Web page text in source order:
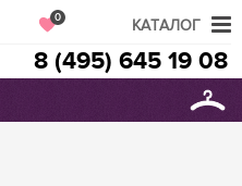
0
8 (495) 645 19 08
КАТАЛОГ